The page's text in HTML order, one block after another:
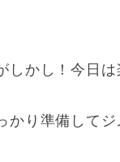
しかし！今日
かり準備してジ